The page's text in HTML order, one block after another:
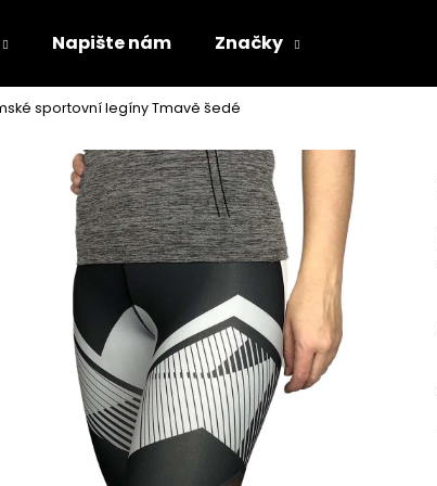
Napište nám Značky
sportovní legíny Tmavě šedé
Co potřebujete najít?
HLEDAT
Doporučujeme